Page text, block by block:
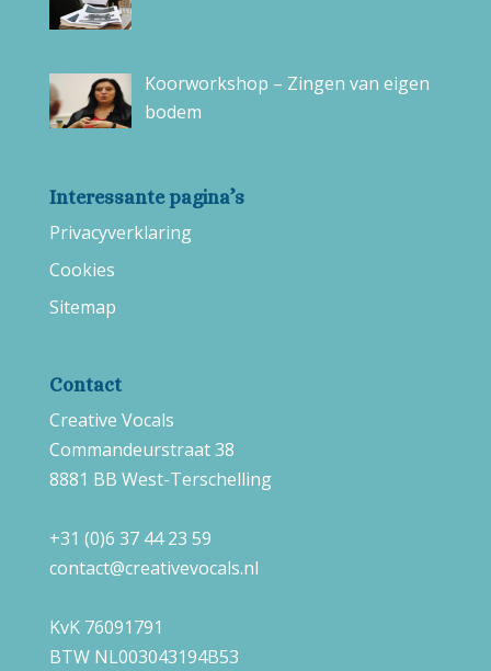
Koorworkshop – Zingen van eigen
bodem
Interessante pagina’s
Privacyverklaring
Cookies
Sitemap
Contact
Creative Vocals
Commandeurstraat 38
8881 BB West-Terschelling
+31 (0)6 37 44 23 59
contact@creativevocals.nl
KvK 76091791
BTW NL003043194B53